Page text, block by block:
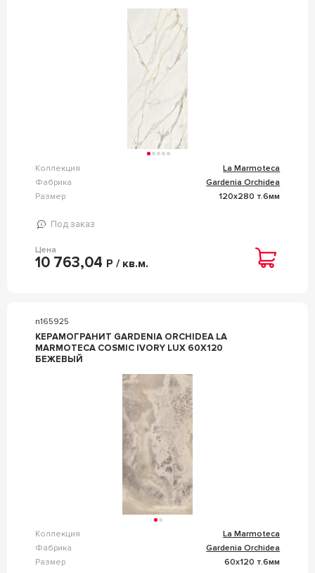
Коллекция
La Marmoteca
Фабрика
Gardenia Orchidea
Размер
120x280 т.6мм
Под заказ
Цена
10 763,04 Р / кв.м.
n165925
КЕРАМОГРАНИТ GARDENIA ORCHIDEA LA
MARMOTECA COSMIC IVORY LUX 60X120
БЕЖЕВЫЙ
Коллекция
La Marmoteca
Фабрика
Gardenia Orchidea
Размер
60x120 т.6мм